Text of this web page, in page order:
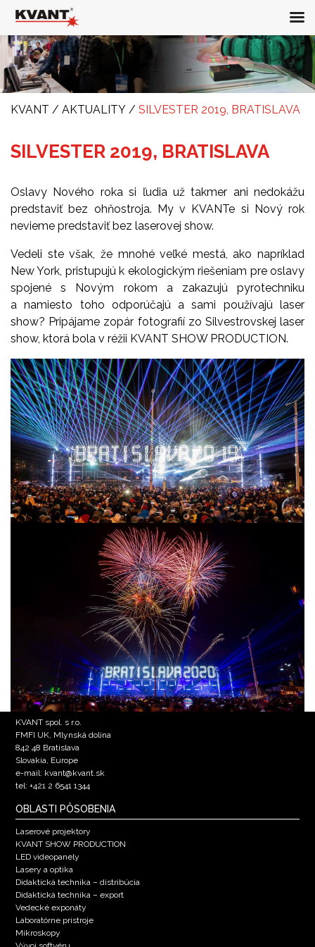
KVANT / AKTUALITY / SILVESTER 2019, BRATISLAVA
SILVESTER 2019, BRATISLAVA
Oslavy Nového roka si ľudia už takmer ani nedokážu
predstaviť bez ohňostroja. My v KVANTe si Nový rok
nevieme predstaviť bez laserovej show.
Vedeli ste však, že mnohé veľké mestá, ako napríklad
New York, pristupujú k ekologickým riešeniam pre oslavy
spojené s Novým rokom a zakazujú pyrotechniku
a namiesto toho odporúčajú a sami používajú laser
show? Pripájame zopár fotografií zo Silvestrovskej laser
show, ktorá bola v réžii KVANT SHOW PRODUCTION.
KVANT spol. s r.o.
FMFI UK, Mlynská dolina
842 48 Bratislava
Slovakia, Europe
e-mail: kvant@kvant.sk
tel: +421 2 6541 1344
OBLASTI PÔSOBENIA
Laserové projektory
KVANT SHOW PRODUCTION
LED videopanely
Lasery a optika
Didaktická technika – distribúcia
Didaktická technika – export
Vedecké exponáty
Laboratórne prístroje
Mikroskopy